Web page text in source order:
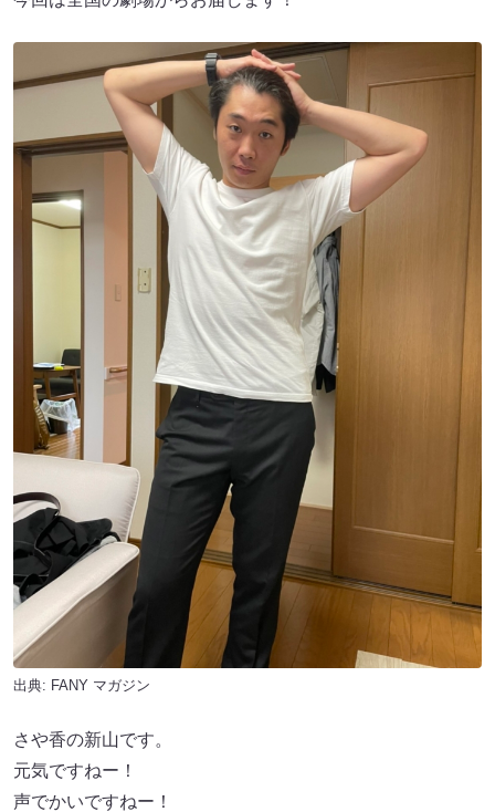
出典: FANY マガジン
さや香の新山です。
元気ですねー！
声でかいですねー！